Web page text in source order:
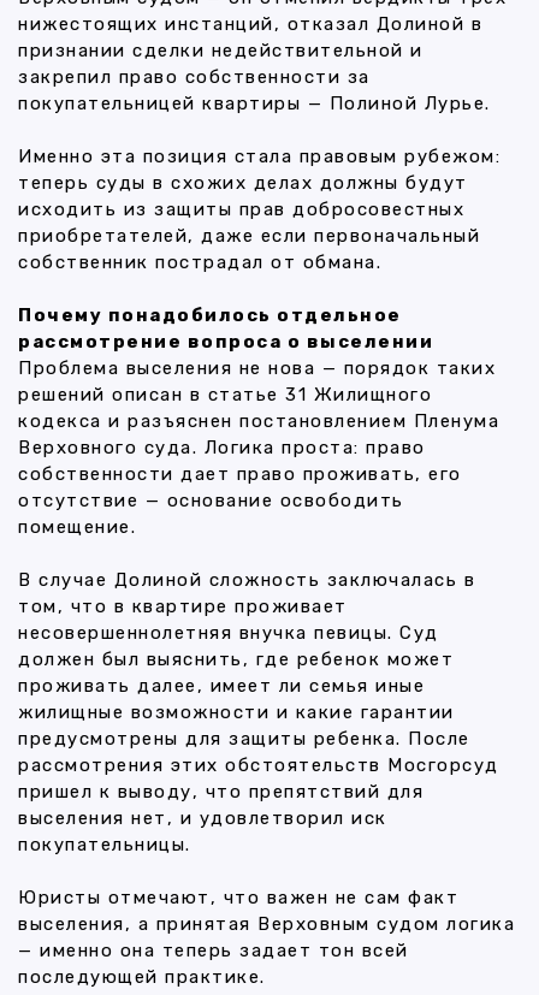
нижестоящих инстанций, отказал Долиной в
признании сделки недействительной и
закрепил право собственности за
покупательницей квартиры — Полиной Лурье.
Именно эта позиция стала правовым рубежом:
теперь суды в схожих делах должны будут
исходить из защиты прав добросовестных
приобретателей, даже если первоначальный
собственник пострадал от обмана.
Почему понадобилось отдельное
рассмотрение вопроса о выселении
Проблема выселения не нова — порядок таких
решений описан в статье 31 Жилищного
кодекса и разъяснен постановлением Пленума
Верховного суда. Логика проста: право
собственности дает право проживать, его
отсутствие — основание освободить
помещение.
В случае Долиной сложность заключалась в
том, что в квартире проживает
несовершеннолетняя внучка певицы. Суд
должен был выяснить, где ребенок может
проживать далее, имеет ли семья иные
жилищные возможности и какие гарантии
предусмотрены для защиты ребенка. После
рассмотрения этих обстоятельств Мосгорсуд
пришел к выводу, что препятствий для
выселения нет, и удовлетворил иск
покупательницы.
Юристы отмечают, что важен не сам факт
выселения, а принятая Верховным судом логика
— именно она теперь задает тон всей
последующей практике.